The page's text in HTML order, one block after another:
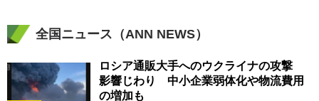
全国ニュース（ANN NEWS）
ロシア通販大手へのウクライナの攻撃
影響じわり 中小企業弱体化や物流費用
の増加も